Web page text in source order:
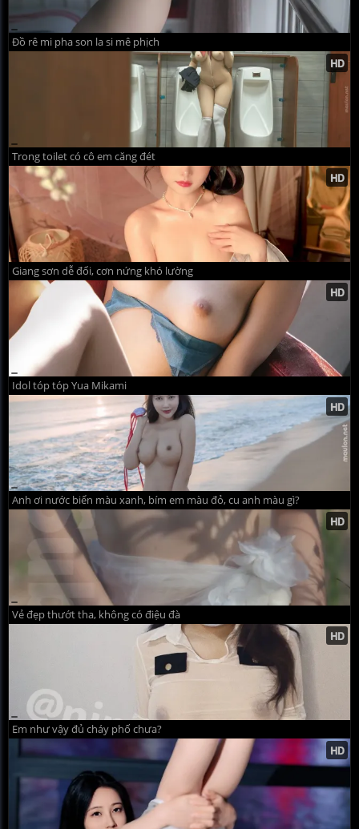
Đồ rê mi pha son la si mê phịch
Trong toilet có cô em căng đét
Giang sơn dễ đổi, cơn nứng khó lường
Idol tóp tóp Yua Mikami
Anh ơi nước biển màu xanh, bím em màu đỏ, cu anh màu gì?
Vẻ đẹp thướt tha, không có điệu đà
Em như vậy đủ cháy phố chưa?